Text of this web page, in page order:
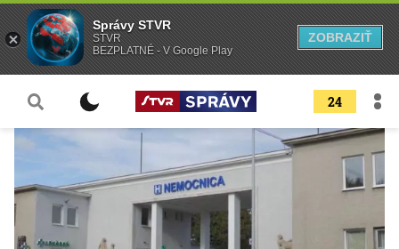
24
Správy STVR
STVR
BEZPLATNÉ - V Google Play
ZOBRAZIŤ